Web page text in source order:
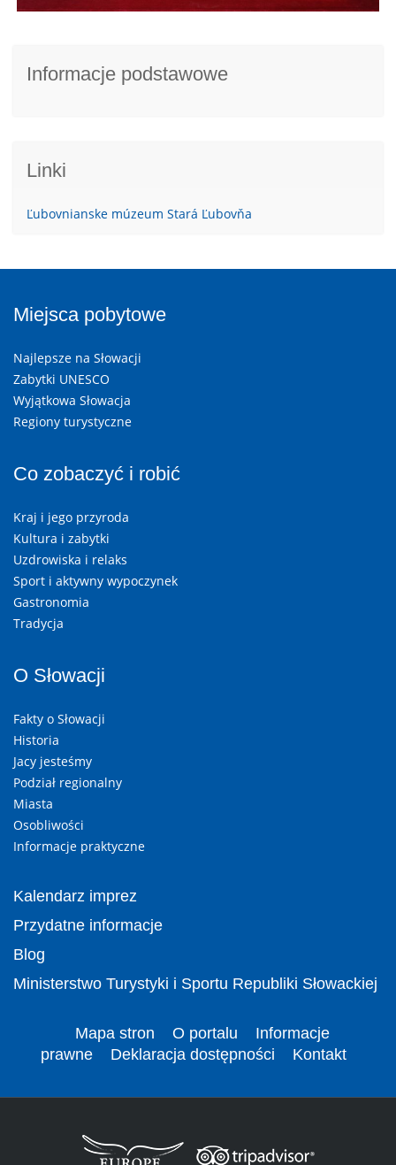
Informacje podstawowe
Linki
Ľubovnianske múzeum Stará Ľubovňa
Miejsca pobytowe
Najlepsze na Słowacji
Zabytki UNESCO
Wyjątkowa Słowacja
Regiony turystyczne
Co zobaczyć i robić
Kraj i jego przyroda
Kultura i zabytki
Uzdrowiska i relaks
Sport i aktywny wypoczynek
Gastronomia
Tradycja
O Słowacji
Fakty o Słowacji
Historia
Jacy jesteśmy
Podział regionalny
Miasta
Osobliwości
Informacje praktyczne
Kalendarz imprez
Przydatne informacje
Blog
Ministerstwo Turystyki i Sportu Republiki Słowackiej
Mapa stron O portalu
Informacje
prawne
Deklaracja dostępności Kontakt